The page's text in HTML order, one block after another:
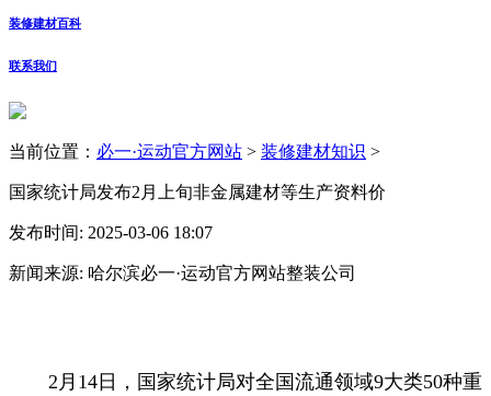
装修建材百科
联系我们
当前位置： 必一·运动官方网站 > 装修建材知识 >
国家统计局发布2月上旬非金属建材等生产资料价
发布时间: 2025-03-06 18:07
新闻来源: 哈尔滨必一·运动官方网站整装公司
2月14日，国家统计局对全国流通领域9大类50种重